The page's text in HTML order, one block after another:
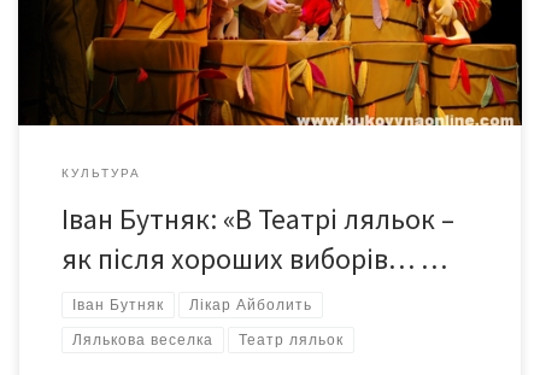
дісталися перемоги у номінаціях «краща режисура» та
«сценографія». Відзначено і артистів театру: Тараса
Козловського – за кращу чоловічу роль […]
КУЛЬТУРА
Іван Бутняк: «В Театрі ляльок –
як після хороших виборів… …
Іван Бутняк Лікар Айболить
Лялькова веселка Театр ляльок